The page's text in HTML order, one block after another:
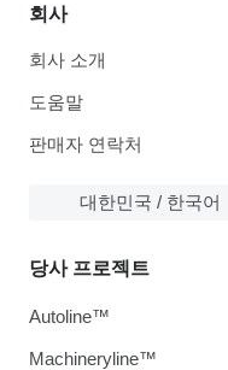
회사
회사 소개
도움말
판매자 연락처
대한민국 / 한국어
당사 프로젝트
Autoline™
Machineryline™